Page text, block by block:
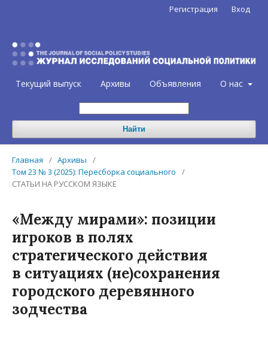
Текущий выпуск Архивы Объявления О нас
Найти
Регистрация Вход
Главная / Архивы
/
Том 23 № 3 (2025): Пересборка социального
/
СТАТЬИ НА РУССКОМ ЯЗЫКЕ
«Между мирами»: позиции
игроков в полях
стратегического действия
в ситуациях (не)сохранения
городского деревянного
зодчества